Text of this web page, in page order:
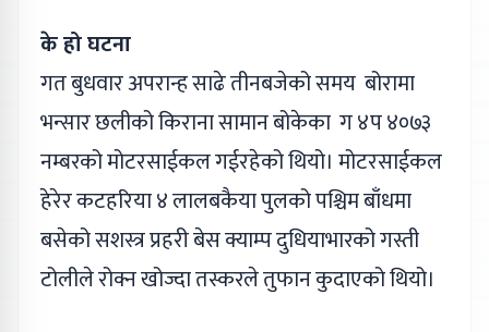
के हो घटना
गत बुधवार अपरान्ह साढे तीनबजेको समय बोरामा
भन्सार छलीको किराना सामान बोकेका ग ४प ४०७३
नम्बरको मोटरसाईकल गईरहेको थियो। मोटरसाईकल
हेरेर कटहरिया ४ लालबकैया पुलको पश्चिम बाँधमा
बसेको सशस्त्र प्रहरी बेस क्याम्प दुधियाभारको गस्ती
टोलीले रोक्न खोज्दा तस्करले तुफान कुदाएको थियो।